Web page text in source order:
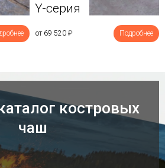
Y-серия
от 69 520 ₽ Подробнее
костровых
чаш